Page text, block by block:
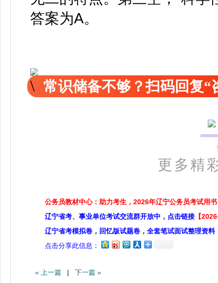
答案为A。
常识储备不够？扫码回复“
更多精
公务员教材中心：助力考生，2026年辽宁公务员考试用书
辽宁省考、事业单位考试交流群开放中，点击链接 【
辽宁省考模拟卷，回忆版试题卷，全套笔试面试整理资料
点击分享此信息：
« 上一篇 | 下一篇 »